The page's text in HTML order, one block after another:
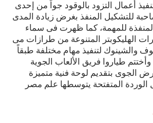
أعمال التزود بالوقود جواً من إحدى
للتشكيل المنفذ بغرض زيادة المدى
المنفذة للمهمة، كما ظهرت فى سماء
الهليكوبتر المتنوعة من طرازات مى
والشينوك لتنفيذ مهام مختلفة طبقاً
وأختتم طياروا فريق الألعاب الجوية
الجوى بتقديم لوحة فنية متميزة
المتفتحة يتوسطها علم مصر